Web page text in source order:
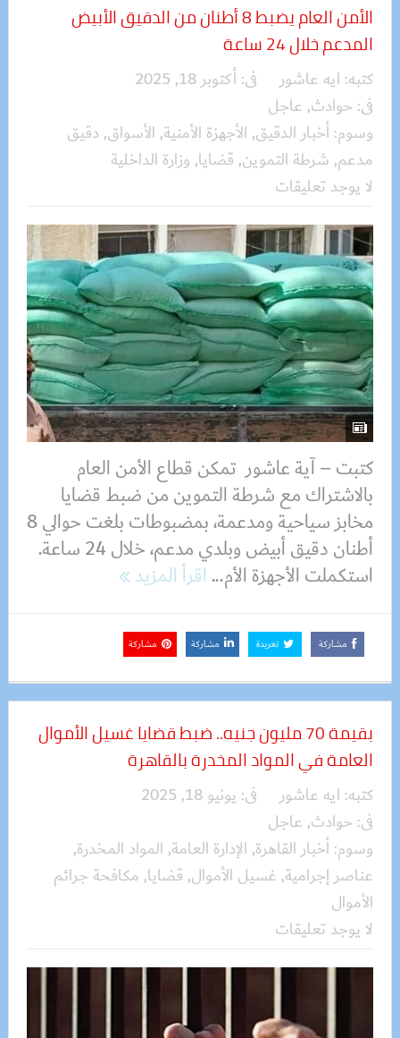
الأمن العام يضبط 8 أطنان من الدقيق الأبيض
المدعم خلال 24 ساعة
كتبه: ايه عاشور فى:أكتوبر 18, 2025
فى: حوادث, عاجل
وسوم:أخبار الدقيق, الأجهزة الأمنية, الأسواق, دقيق
مدعم, شرطة التموين, قضايا, وزارة الداخلية
لا يوجد تعليقات
كتبت – آية عاشور تمكن قطاع الأمن العام
بالاشتراك مع شرطة التموين من ضبط قضايا
مخابز سياحية ومدعمة، بمضبوطات بلغت حوالي 8
أطنان دقيق أبيض وبلدي مدعم، خلال 24 ساعة.
استكملت الأجهزة الأم...اقرأ المزيد
مشاركة تغريدة مشاركة مشاركة
بقيمة 70 مليون جنيه.. ضبط قضايا غسيل الأموال
العامة في المواد المخدرة بالقاهرة
كتبه: ايه عاشور فى: يونيو 18, 2025
فى: حوادث, عاجل
وسوم:أخبار القاهرة, الإدارة العامة, المواد المخدرة,
عناصر إجرامية, غسيل الأموال, قضايا, مكافحة جرائم
الأموال
لا يوجد تعليقات